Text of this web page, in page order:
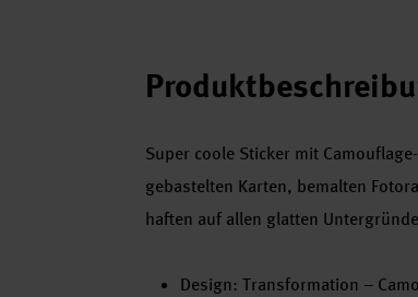
Super coole Sticker mit
gebastelten Karten, bemalten
haften auf allen glatten
Design: Transformation –